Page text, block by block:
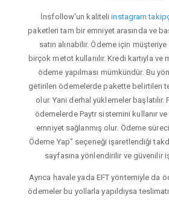
İnsfollow'un kaliteliinstagram
paketleri tam bir emniyet arasında ve
satın alınabilir. Ödeme için
birçok metot kullanılır. Kredi kartıyla
ödeme yapılması mümkündür. Bu
getirilen ödemelerde pakette belirtilen
olur. Yani derhal yüklemeler başlatılır.
ödemelerde Paytr sistemini kullanır
emniyet sağlanmış olur. Ödeme
Ödeme Yap" seçeneği işaretlendiği
sayfasına yönlendirilir ve güvenilir
Ayrıca havale yada EFT yöntemiyle da
ödemeler bu yollarla yapıldıysa